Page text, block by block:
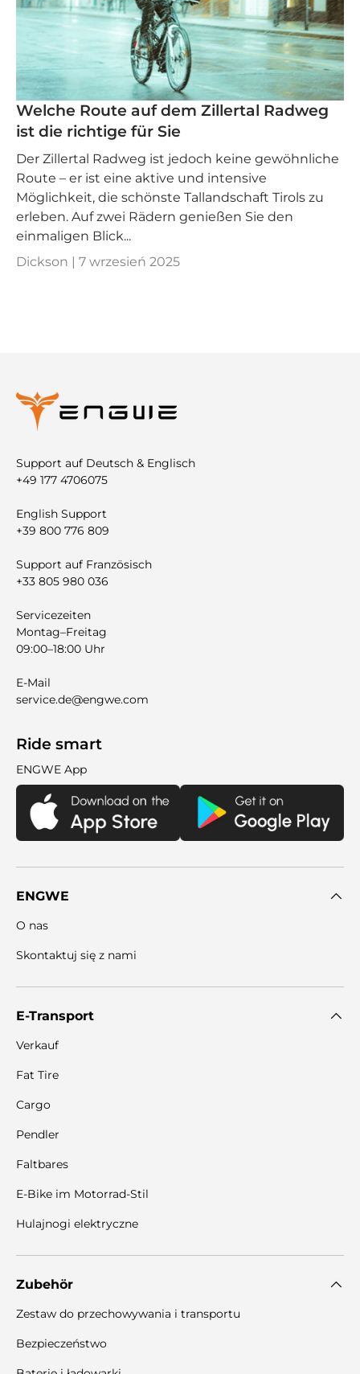
Welche Route auf dem Zillertal Radweg
ist die richtige für Sie
Der Zillertal Radweg ist jedoch keine gewöhnliche
Route – er ist eine aktive und intensive
Möglichkeit, die schönste Tallandschaft Tirols zu
erleben. Auf zwei Rädern genießen Sie den
einmaligen Blick...
Dickson | 7 wrzesień 2025
Support auf Deutsch & Englisch
+49 177 4706075
English Support
+39 800 776 809
Support auf Französisch
+33 805 980 036
Servicezeiten
Montag–Freitag
09:00–18:00 Uhr
E-Mail
service.de@engwe.com
Ride smart
ENGWE App
ENGWE
O nas
Skontaktuj się z nami
E-Transport
Verkauf
Fat Tire
Cargo
Pendler
Faltbares
E-Bike im Motorrad-Stil
Hulajnogi elektryczne
Zubehör
Zestaw do przechowywania i transportu
Bezpieczeństwo